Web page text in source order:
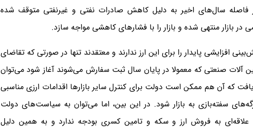
فاصله سال‌های اخیر به دلیل کاهش صادرات نفتی و غیرنفتی متوقف شده
بازار منتهی شده و بازار را با فشارهای کاهشی مواجه سازد.
افزایشی پایدار را برای این ارز ندارند و معتقدند تنها در صورتی که تقاضای
آلات صنعتی که معمولا در پایان سال ثبت سفارش می‌شوند آغاز شود می‌توان
که آن هم ممکن است دولت برای کنترل سایر بازارها اقدامات ارزی مناسبی
سفته‌بازی به بازار شود. در این بین، اما می‌توان به سیاست‌های دولت
علاقه‌ای به فروش ارز و سکه و تامین کسری بودجه ندارد و به همین دلیل